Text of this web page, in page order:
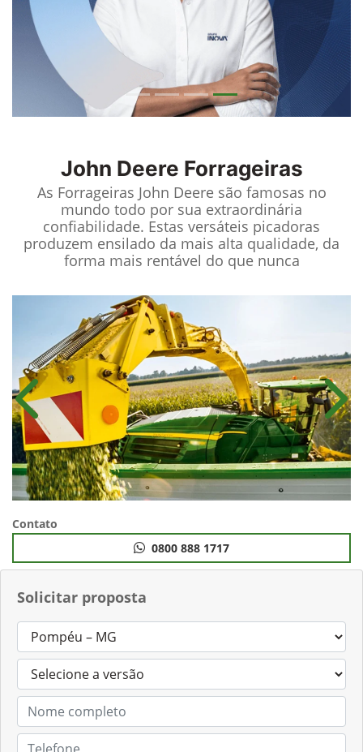
John Deere Forrageiras
As Forrageiras John Deere são famosas no
mundo todo por sua extraordinária
confiabilidade. Estas versáteis picadoras
produzem ensilado da mais alta qualidade, da
forma mais rentável do que nunca
Solicitar proposta
Anterior
Contato
0800 888 1717